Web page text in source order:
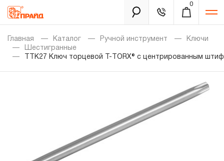
0
Каталог
Золотая лихорадка
Уцененный товар
Главная Каталог Ручной инструмент
Ключи
Шестигранные
TTK27 Ключ торцевой T-TORX® с центрированным